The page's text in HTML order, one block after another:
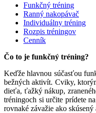
Funkčný tréning
Ranný nakopávač
Individuálny tréning
Rozpis tréningov
Cenník
Čo to je funkčný tréning?
Keďže hlavnou súčasťou
bežných aktivít. Cviky,
dieťa, ťažký nákup,
tréningoch si určite prídete
rovnaké závažie ako